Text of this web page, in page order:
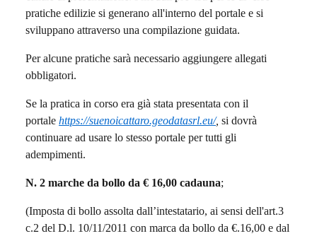
pratiche edilizie si generano all'interno del portale e si
sviluppano attraverso una compilazione guidata.
Per alcune pratiche sarà necessario aggiungere allegati
obbligatori.
Se la pratica in corso era già stata presentata con il
portale https://suenoicattaro.geodatasrl.eu/, si dovrà
continuare ad usare lo stesso portale per tutti gli
adempimenti.
N. 2 marche da bollo da € 16,00 cadauna;
(Imposta di bollo assolta dall’intestatario, ai sensi dell'art.3
c.2 del D.l. 10/11/2011 con marca da bollo da €.16,00 e dal